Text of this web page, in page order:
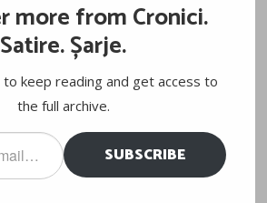
29.05.2011
more from Cronici.
Satire. Șarje.
to keep reading and get access to
the full archive.
SUBSCRIBE